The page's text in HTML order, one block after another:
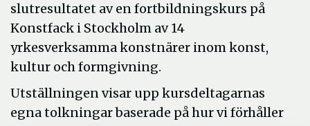
slutresultatet av en fortbildningskurs på
Konstfack i Stockholm av 14
yrkesverksamma konstnärer inom konst,
kultur och formgivning.
Utställningen visar upp kursdeltagarnas
egna tolkningar baserade på hur vi förhåller